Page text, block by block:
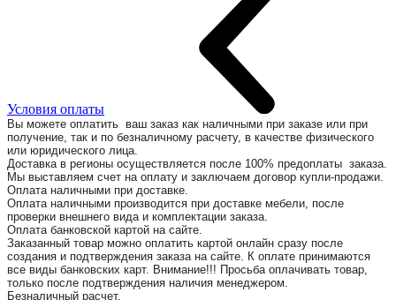
Условия оплаты
Вы можете оплатить ваш заказ как наличными при заказе или при
получение, так и по безналичному расчету, в качестве физического
или юридического лица.
Доставка в регионы осуществляется после 100% предоплаты заказа.
Мы выставляем счет на оплату и заключаем договор купли-продажи.
Оплата наличными при доставке.
Оплата наличными производится при доставке мебели, после
проверки внешнего вида и комплектации заказа.
Оплата банковской картой на сайте.
Заказанный товар можно оплатить картой онлайн сразу после
создания и подтверждения заказа на сайте. К оплате принимаются
все виды банковских карт. Внимание!!! Просьба оплачивать товар,
только после подтверждения наличия менеджером.
Безналичный расчет.